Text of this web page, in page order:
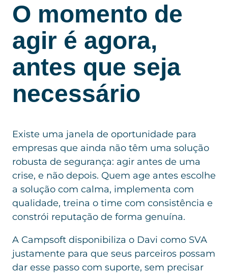
O momento de
agir é agora,
antes que seja
necessário
Existe uma janela de oportunidade para
empresas que ainda não têm uma solução
robusta de segurança: agir antes de uma
crise, e não depois. Quem age antes escolhe
a solução com calma, implementa com
qualidade, treina o time com consistência e
constrói reputação de forma genuína.
A Campsoft disponibiliza o Davi como SVA
justamente para que seus parceiros possam
dar esse passo com suporte, sem precisar